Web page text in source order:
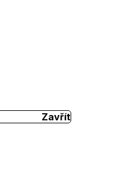
Zavřít